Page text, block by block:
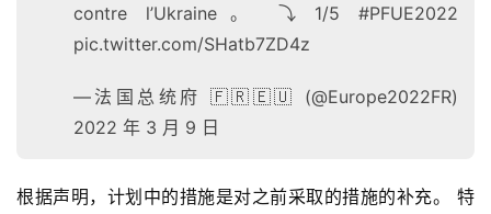
contre l’Ukraine。 ⤵️ 1/5 #PFUE2022
pic.twitter.com/SHatb7ZD4z
—法国总统府 🇫🇷🇪🇺 (@Europe2022FR)
2022 年 3 月 9 日
根据声明，计划中的措施是对之前采取的措施的补充。 特